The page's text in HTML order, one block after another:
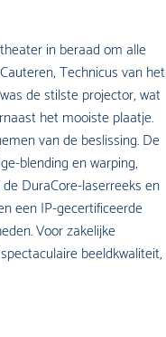
in beraad om alle
Technicus van het
de stilste projector, wat
het mooiste plaatje.
van de beslissing. De
blending en warping,
DuraCore-laserreeks en
een IP-gecertificeerde
Voor zakelijke
beeldkwaliteit,